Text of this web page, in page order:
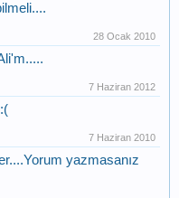
28 Ocak 2010
7 Haziran 2012
7 Haziran 2010
yazmasanız